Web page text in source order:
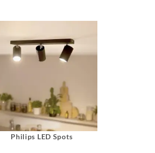
Philips LED Spots